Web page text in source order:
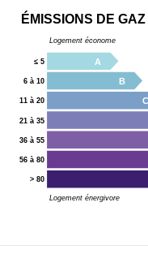
ÉMISSIONS DE
Logement économe
Logement énergivore
≤ 5 A
6 à 10 B
11 à 20 C
21 à 35
36 à 55
56 à 80
> 80